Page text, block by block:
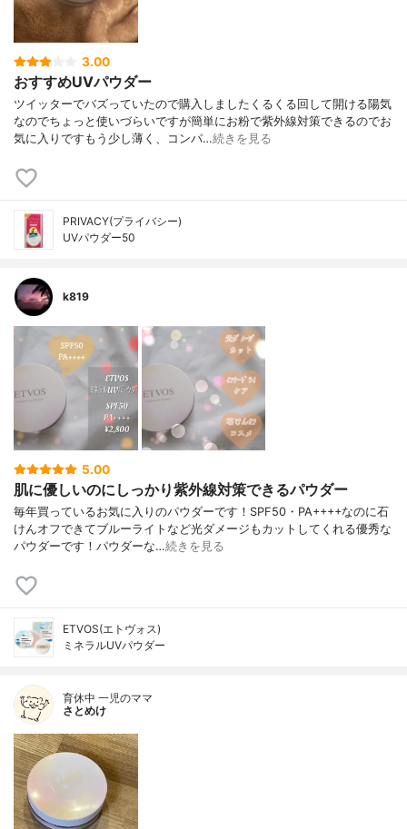
3.00
おすすめUVパウダー
ツイッターでバズっていたので購入しましたくるくる回して開ける陽気
なのでちょっと使いづらいですが簡単にお粉で紫外線対策できるのでお
気に入りですもう少し薄く、コンパ…続きを見る
PRIVACY(プライバシー)
UVパウダー50
k819
5.00
肌に優しいのにしっかり紫外線対策できるパウダー
毎年買っているお気に入りのパウダーです！SPF50・PA++++なのに石
けんオフできてブルーライトなど光ダメージもカットしてくれる優秀な
パウダーです！パウダーな…続きを見る
ETVOS(エトヴォス)
ミネラルUVパウダー
育休中 一児のママ
さとめけ